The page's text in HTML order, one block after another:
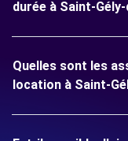
durée à Saint-
Quelles sont les
location à Saint-